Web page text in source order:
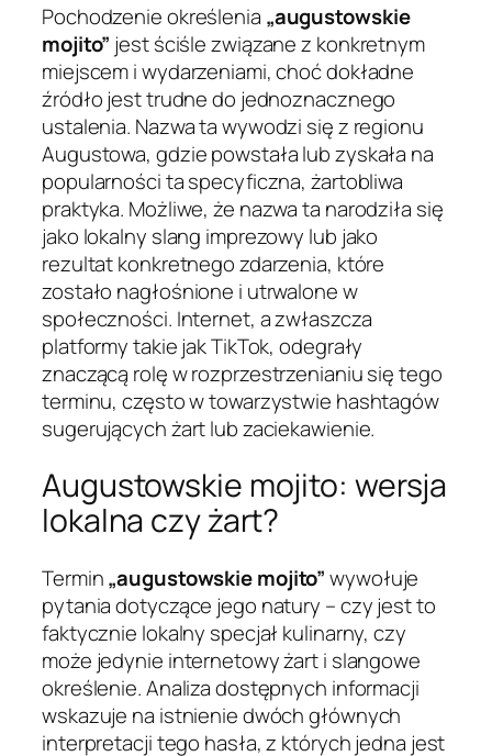
Pochodzenie określenia „augustowskie
mojito” jest ściśle związane z konkretnym
miejscem i wydarzeniami, choć dokładne
źródło jest trudne do jednoznacznego
ustalenia. Nazwa ta wywodzi się z regionu
Augustowa, gdzie powstała lub zyskała na
popularności ta specyficzna, żartobliwa
praktyka. Możliwe, że nazwa ta narodziła się
jako lokalny slang imprezowy lub jako
rezultat konkretnego zdarzenia, które
zostało nagłośnione i utrwalone w
społeczności. Internet, a zwłaszcza
platformy takie jak TikTok, odegrały
znaczącą rolę w rozprzestrzenianiu się tego
terminu, często w towarzystwie hashtagów
sugerujących żart lub zaciekawienie.
Augustowskie mojito: wersja
lokalna czy żart?
Termin„augustowskie mojito”wywołuje
pytania dotyczące jego natury – czy jest to
faktycznie lokalny specjał kulinarny, czy
może jedynie internetowy żart i slangowe
określenie. Analiza dostępnych informacji
wskazuje na istnienie dwóch głównych
interpretacji tego hasła, z których jedna jest